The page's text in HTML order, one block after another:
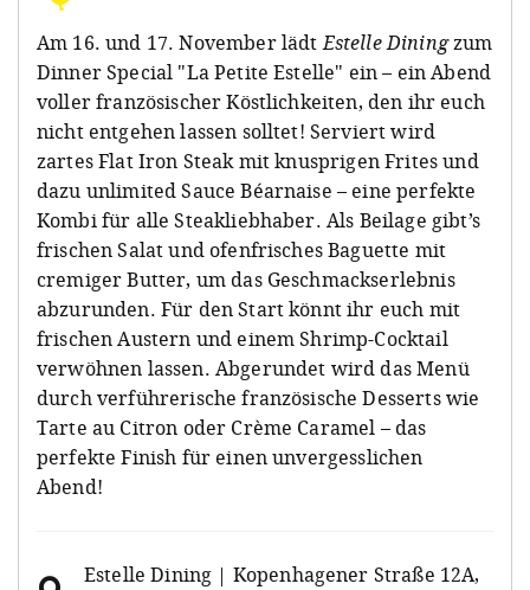
Am 16. und 17. November lädtEstelle Diningzum
Dinner Special "La Petite Estelle" ein – ein Abend
voller französischer Köstlichkeiten, den ihr euch
nicht entgehen lassen solltet! Serviert wird
zartes Flat Iron Steak mit knusprigen Frites und
dazu unlimited Sauce Béarnaise – eine perfekte
Kombi für alle Steakliebhaber. Als Beilage gibt’s
frischen Salat und ofenfrisches Baguette mit
cremiger Butter, um das Geschmackserlebnis
abzurunden. Für den Start könnt ihr euch mit
frischen Austern und einem Shrimp-Cocktail
verwöhnen lassen. Abgerundet wird das Menü
durch verführerische französische Desserts wie
Tarte au Citron oder Crème Caramel – das
perfekte Finish für einen unvergesslichen
Abend!
Estelle Dining | Kopenhagener Straße 12A,